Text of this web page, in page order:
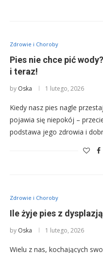
Zdrowie i Choroby
Pies nie chce pić
i teraz!
by Oska 1 lutego, 2026
Kiedy nasz pies nagle
pojawia się niepokój –
podstawa jego zdrowia i
Zdrowie i Choroby
Ile żyje pies z
by Oska 1 lutego, 2026
Wielu z nas, kochających